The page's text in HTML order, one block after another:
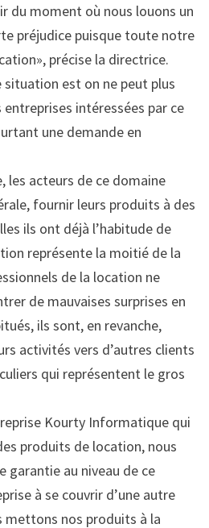
du moment où nous louons un
préjudice puisque toute notre
précise la directrice.
situation est on ne peut plus
intéressées par ce
une demande en
les acteurs de ce domaine
fournir leurs produits à des
ils ont déjà l’habitude de
représente la moitié de la
de la location ne
de mauvaises surprises en
ils sont, en revanche,
activités vers d’autres clients
qui représentent le gros
Kourty Informatique qui
produits de location, nous
garantie au niveau de ce
à se couvrir d’une autre
mettons nos produits à la